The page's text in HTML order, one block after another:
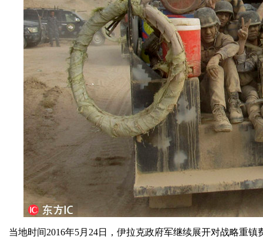
当地时间2016年5月24日，伊拉克政府军继续展开对战略重